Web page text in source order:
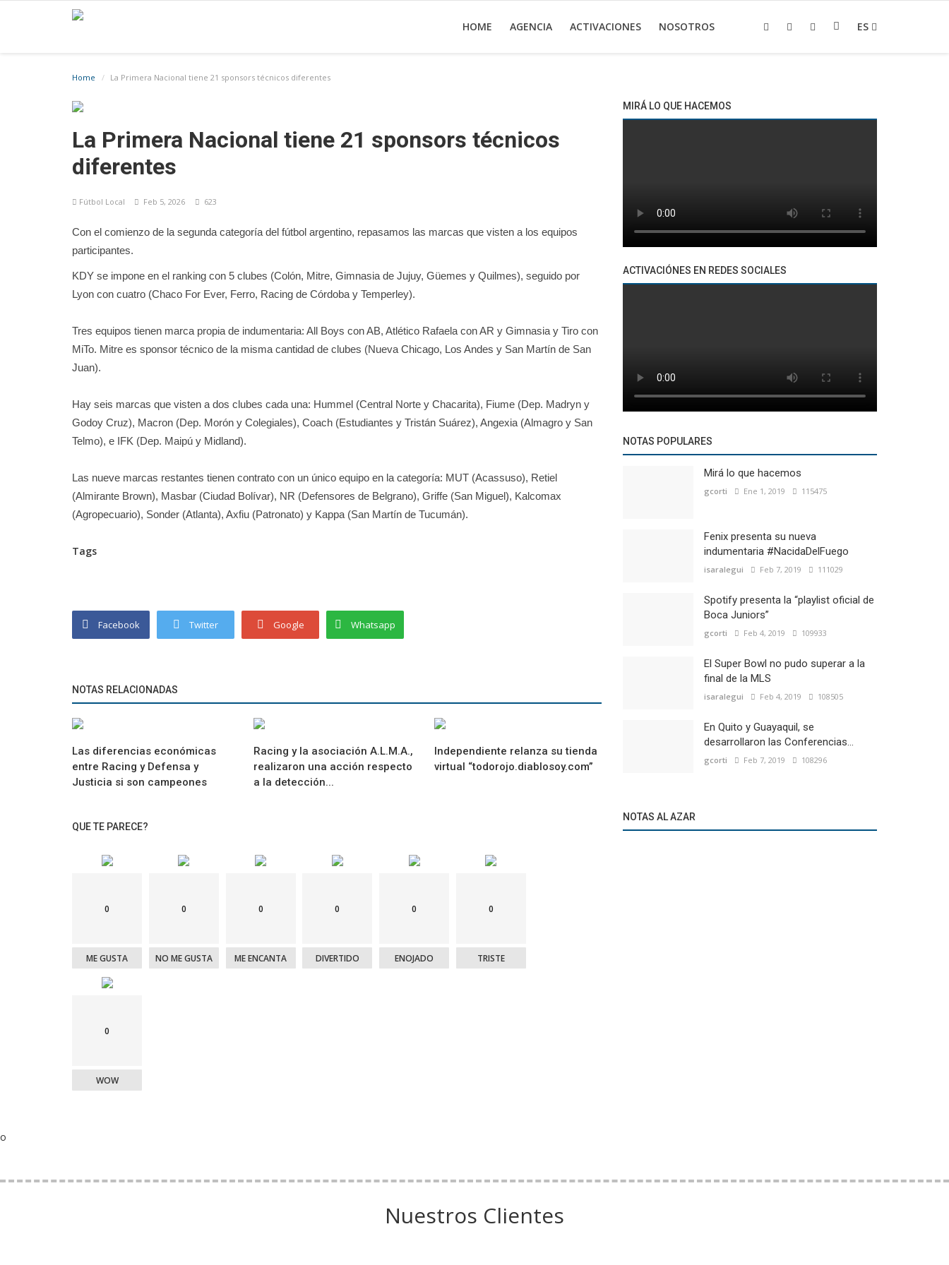
HOME AGENCIA ACTIVACIONES NOSOTROS ES
Home La Primera Nacional tiene 21 sponsors técnicos diferentes
La Primera Nacional tiene 21 sponsors técnicos
diferentes
Fútbol Local Feb 5, 2026 623
Con el comienzo de la segunda categoría del fútbol argentino, repasamos las marcas que visten a los equipos
participantes.
KDY se impone en el ranking con 5 clubes (Colón, Mitre, Gimnasia de Jujuy, Güemes y Quilmes), seguido por
Lyon con cuatro (Chaco For Ever, Ferro, Racing de Córdoba y Temperley).
Tres equipos tienen marca propia de indumentaria: All Boys con AB, Atlético Rafaela con AR y Gimnasia y Tiro con
MiTo. Mitre es sponsor técnico de la misma cantidad de clubes (Nueva Chicago, Los Andes y San Martín de San
Juan).
Hay seis marcas que visten a dos clubes cada una: Hummel (Central Norte y Chacarita), Fiume (Dep. Madryn y
Godoy Cruz), Macron (Dep. Morón y Colegiales), Coach (Estudiantes y Tristán Suárez), Angexia (Almagro y San
Telmo), e IFK (Dep. Maipú y Midland).
Las nueve marcas restantes tienen contrato con un único equipo en la categoría: MUT (Acassuso), Retiel
(Almirante Brown), Masbar (Ciudad Bolívar), NR (Defensores de Belgrano), Griffe (San Miguel), Kalcomax
(Agropecuario), Sonder (Atlanta), Axfiu (Patronato) y Kappa (San Martín de Tucumán).
Tags
Facebook Twitter Google Whatsapp
NOTAS RELACIONADAS
Las diferencias económicas
entre Racing y Defensa y
Justicia si son campeones
Racing y la asociación A.L.M.A.,
realizaron una acción respecto
a la detección...
Independiente relanza su tienda
virtual “todorojo.diablosoy.com”
QUE TE PARECE?
0
ME GUSTA
0
NO ME GUSTA
0
ME ENCANTA
0
DIVERTIDO
0
ENOJADO
0
TRISTE
0
WOW
MIRÁ LO QUE HACEMOS
ACTIVACIÓNES EN REDES SOCIALES
NOTAS POPULARES
Mirá lo que hacemos
gcorti Ene 1, 2019 115475
Fenix presenta su nueva
indumentaria #NacidaDelFuego
isaralegui Feb 7, 2019 111029
Spotify presenta la “playlist oficial de
Boca Juniors”
gcorti Feb 4, 2019 109933
El Super Bowl no pudo superar a la
final de la MLS
isaralegui Feb 4, 2019 108505
En Quito y Guayaquil, se
desarrollaron las Conferencias...
gcorti Feb 7, 2019 108296
NOTAS AL AZAR
o
Nuestros Clientes